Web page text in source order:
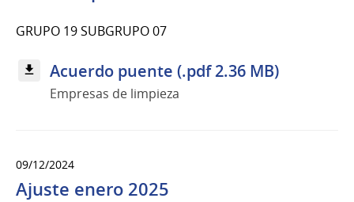
GRUPO 19 SUBGRUPO 07
Acuerdo puente (.pdf 2.36 MB)
Empresas de limpieza
09/12/2024
Ajuste enero 2025